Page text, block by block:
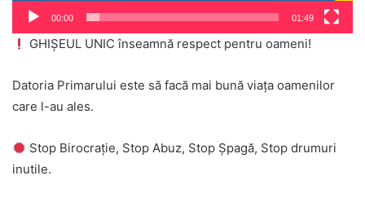
00:00 01:49
GHIȘEUL UNIC înseamnă respect pentru oameni!
Datoria Primarului este să facă mai bună viața oamenilor
care l-au ales.
Stop Birocrație, Stop Abuz, Stop Șpagă, Stop drumuri
inutile.